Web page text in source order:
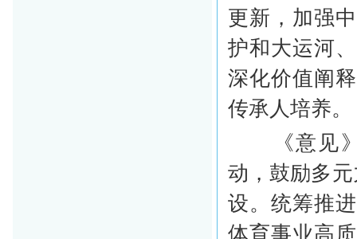
更新，加强
护和大运河
深化价值阐
传承人培养。
《意见》
动，鼓励多
设。统筹推
体育事业高